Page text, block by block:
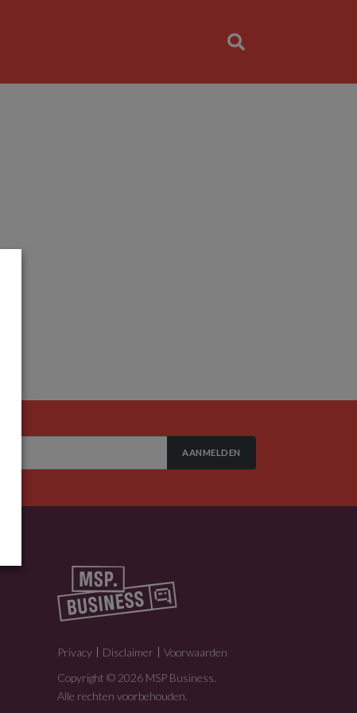
AANMELDEN
Privacy Disclaimer
Voorwaarden
Copyright © 2026 MSP Business.
Alle rechten voorbehouden.